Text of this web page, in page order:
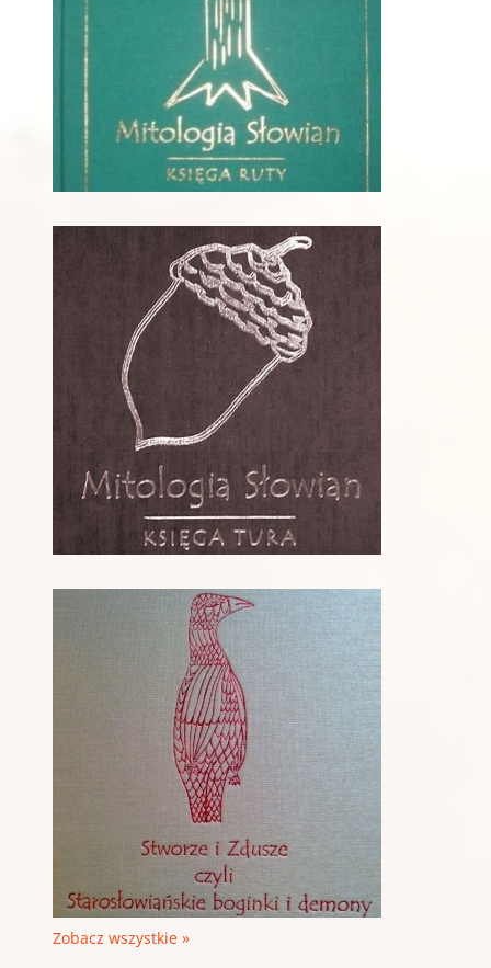
Zobacz wszystkie »